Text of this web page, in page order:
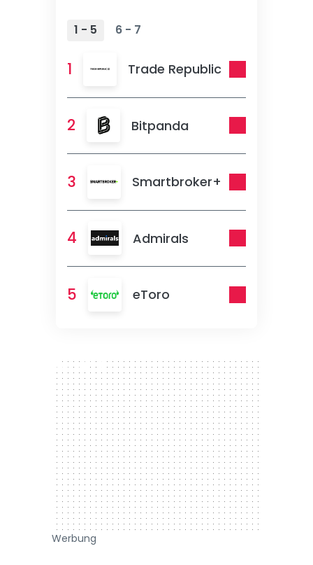
1 - 5 6 - 7
1 Trade Republic
2 Bitpanda
3 Smartbroker+
4 Admirals
5 eToro
300 x 250
Werbung